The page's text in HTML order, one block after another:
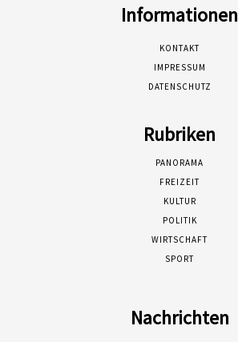
Informationen
KONTAKT
IMPRESSUM
DATENSCHUTZ
Rubriken
PANORAMA
FREIZEIT
KULTUR
POLITIK
WIRTSCHAFT
SPORT
Nachrichten